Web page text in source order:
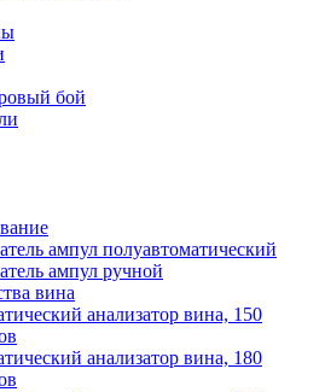
бой
ампул полуавтоматический
ампул ручной
вина
анализатор вина, 150
анализатор вина, 180